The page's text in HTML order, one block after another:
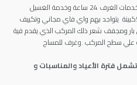
خدمات استقبال 24 ساعة في المركب وخدمات الغرف 24 ساعة وخدمة الغسيل
والتنظيف ومطع تضم مركب بلو شادوا 57كبينة يتواجد بهم واي فاي مجاني وتكييف
ومجفف شعر ذلك المركب الذي يقدم فية
علي سطح المركب .وغرف للمساج
فترة الأعياد والمناسبات و